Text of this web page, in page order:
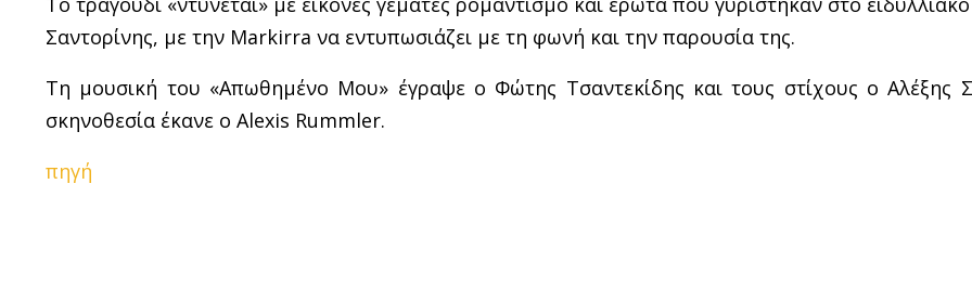
Σαντορίνης, με την Markirra να εντυπωσιάζει με τη φωνή και την παρουσία της.
Τη μουσική του «Απωθημένο Μου» έγραψε ο Φώτης Τσαντεκίδης και τους στίχους ο Αλέξης
σκηνοθεσία έκανε ο Alexis Rummler.
πηγή